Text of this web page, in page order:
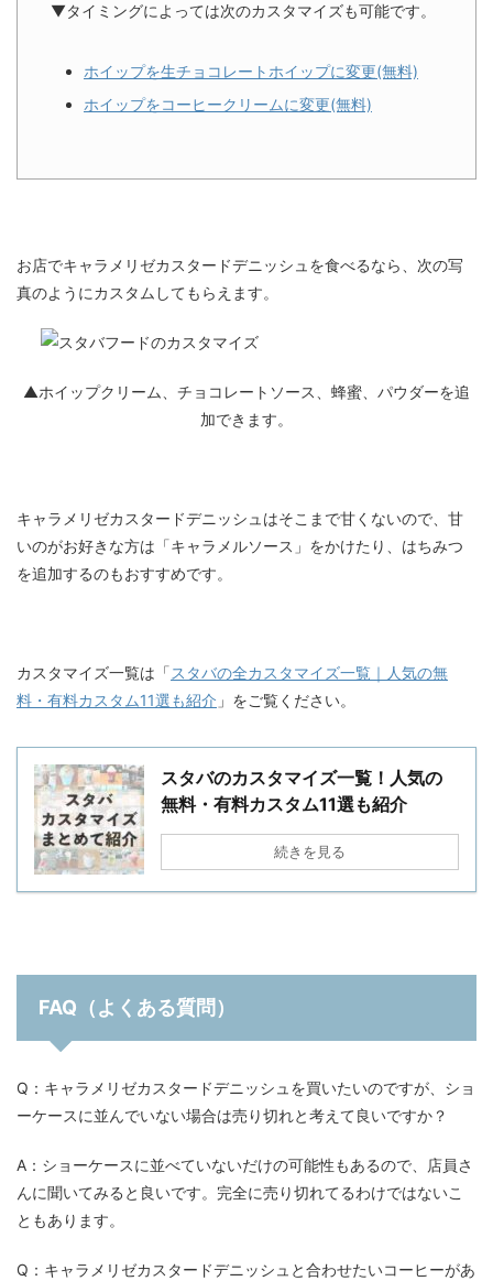
▼タイミングによっては次のカスタマイズも可能です。
ホイップを生チョコレートホイップに変更(無料)
ホイップをコーヒークリームに変更(無料)
お店でキャラメリゼカスタードデニッシュを食べるなら、次の写
真のようにカスタムしてもらえます。
▲ホイップクリーム、チョコレートソース、蜂蜜、パウダーを追
加できます。
キャラメリゼカスタードデニッシュはそこまで甘くないので、甘
いのがお好きな方は「キャラメルソース」をかけたり、はちみつ
を追加するのもおすすめです。
カスタマイズ一覧は「スタバの全カスタマイズ一覧｜人気の無
料・有料カスタム11選も紹介 」をご覧ください。
スタバのカスタマイズ一覧！人気の
無料・有料カスタム11選も紹介
続きを見る
FAQ（よくある質問）
Q：キャラメリゼカスタードデニッシュを買いたいのですが、ショ
ーケースに並んでいない場合は売り切れと考えて良いですか？
A：ショーケースに並べていないだけの可能性もあるので、店員さ
んに聞いてみると良いです。完全に売り切れてるわけではないこ
ともあります。
Q：キャラメリゼカスタードデニッシュと合わせたいコーヒーがあ